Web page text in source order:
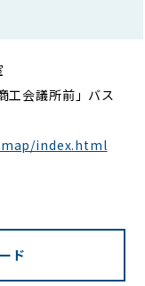
工会議所前」バス
index.html
ド